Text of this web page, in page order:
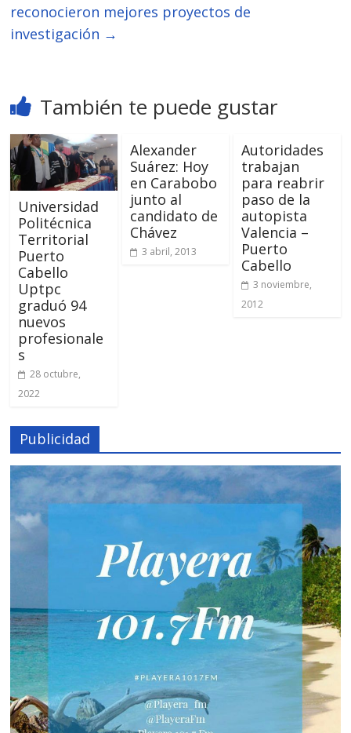
reconocieron mejores proyectos de
investigación →
También te puede gustar
Universidad
Politécnica
Territorial
Puerto
Cabello
Uptpc
graduó 94
nuevos
profesionale
s
28 octubre,
2022
Alexander
Suárez: Hoy
en Carabobo
junto al
candidato de
Chávez
3 abril, 2013
Autoridades
trabajan
para reabrir
paso de la
autopista
Valencia –
Puerto
Cabello
3 noviembre,
2012
Publicidad